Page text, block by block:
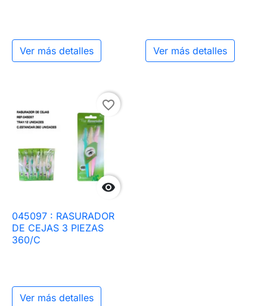
Ver más detalles Ver más detalles

favorite_border
045097 : RASURADOR
DE CEJAS 3 PIEZAS
360/C
Ver más detalles